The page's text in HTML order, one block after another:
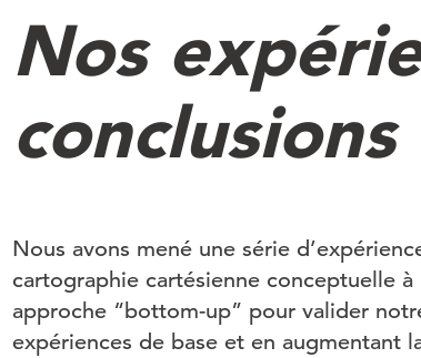
Nos
conclusions
Nous avons mené une série
cartographie cartésienne conceptuelle
approche “bottom-up” pour valider
expériences de base et en augmentant